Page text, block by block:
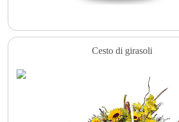
Cesto di girasoli